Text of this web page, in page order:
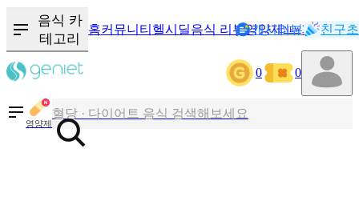
음식 카
테고리
홈커뮤니티 헬시딜음식 리뷰영양제NEW기록
캐시리뷰 친구
0 0
영양제
칼로리와 영양성분을 검색해보세요
혈당 · 다이어트 음식 검색해보세요
음식 · 영양제 리뷰를 찾아보세요